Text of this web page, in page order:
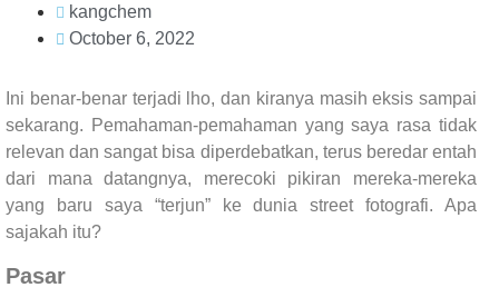
kangchem
October 6, 2022
Ini benar-benar terjadi lho, dan kiranya masih eksis sampai
sekarang. Pemahaman-pemahaman yang saya rasa tidak
relevan dan sangat bisa diperdebatkan, terus beredar entah
dari mana datangnya, merecoki pikiran mereka-mereka
yang baru saya “terjun” ke dunia street fotografi. Apa
sajakah itu?
Pasar